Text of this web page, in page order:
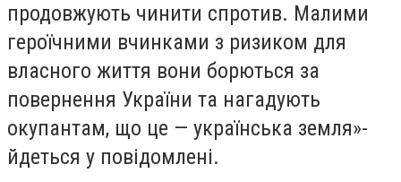
продовжують чинити спротив. Малими
героїчними вчинками з ризиком для
власного життя вони борються за
повернення України та нагадують
окупантам, що це — українська земля»-
йдеться у повідомлені.